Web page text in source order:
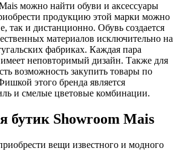
можно найти обуви и аксессуары
продукцию этой марки можно
так и дистанционно. Обувь создается
материалов исключительно на
фабриках. Каждая пара
неповторимый дизайн. Также для
возможность закупить товары по
этого бренда является
и смелые цветовые комбинации.
бутик Showroom Mais
вещи известного и модного